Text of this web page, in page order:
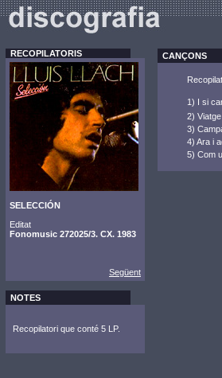
RECOPILATORIS
SELECCIÓN
Editat
Fonomusic 272025/3. CX. 1983
Següent
NOTES
Recopilatori que conté 5 LP.
CANÇONS
1) I si
2)
3)
4) Ara i
5) Com